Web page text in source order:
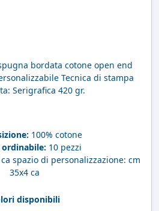
bordata cotone open end
Tecnica di stampa
Serigrafica 420 gr.
100% cotone
10 pezzi
spazio di personalizzazione: cm
35x4 ca
disponibili